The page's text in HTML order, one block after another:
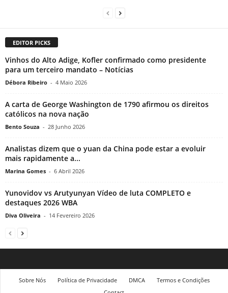
EDITOR PICKS
Vinhos do Alto Adige, Kofler confirmado como presidente
para um terceiro mandato – Notícias
Débora Ribeiro - 4 Maio 2026
A carta de George Washington de 1790 afirmou os direitos
católicos na nova nação
Bento Souza - 28 Junho 2026
Analistas dizem que o yuan da China pode estar a evoluir
mais rapidamente a...
Marina Gomes - 6 Abril 2026
Yunovidov vs Arutyunyan Vídeo de luta COMPLETO e
destaques 2026 WBA
Diva Oliveira - 14 Fevereiro 2026
Sobre Nós Política de Privacidade DMCA
Termos e Condições